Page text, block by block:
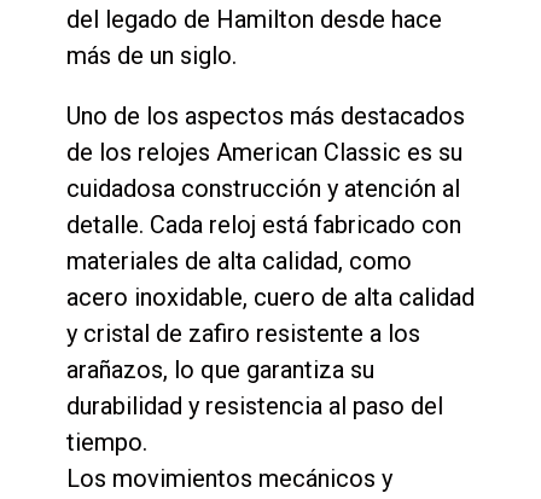
del legado de Hamilton desde hace
más de un siglo.
Uno de los aspectos más destacados
de los relojes American Classic es su
cuidadosa construcción y atención al
detalle. Cada reloj está fabricado con
materiales de alta calidad, como
acero inoxidable, cuero de alta calidad
y cristal de zafiro resistente a los
arañazos, lo que garantiza su
durabilidad y resistencia al paso del
tiempo.
Los movimientos mecánicos y